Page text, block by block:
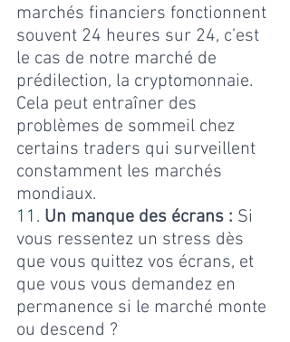
marchés financiers fonctionnent
souvent 24 heures sur 24, c’est
le cas de notre marché de
prédilection, la cryptomonnaie.
Cela peut entraîner des
problèmes de sommeil chez
certains traders qui surveillent
constamment les marchés
mondiaux.
11. Un manque des écrans : Si
vous ressentez un stress dès
que vous quittez vos écrans, et
que vous vous demandez en
permanence si le marché monte
ou descend ?